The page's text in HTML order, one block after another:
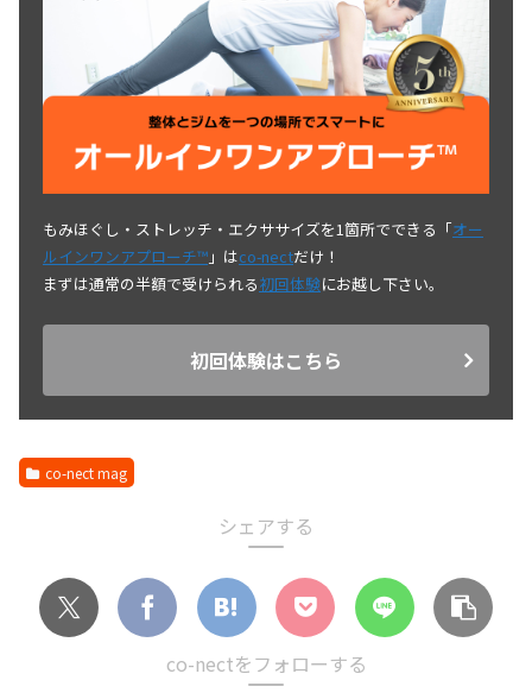
もみほぐし・ストレッチ・エクササイズを1箇所でできる「オー
ルインワンアプローチ™ 」はco-nectだけ！
まずは通常の半額で受けられる初回体験にお越し下さい。
初回体験はこちら
co-nect mag
シェアする
co-nectをフォローする